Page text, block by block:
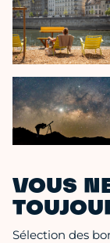
VOUS
Sélection des